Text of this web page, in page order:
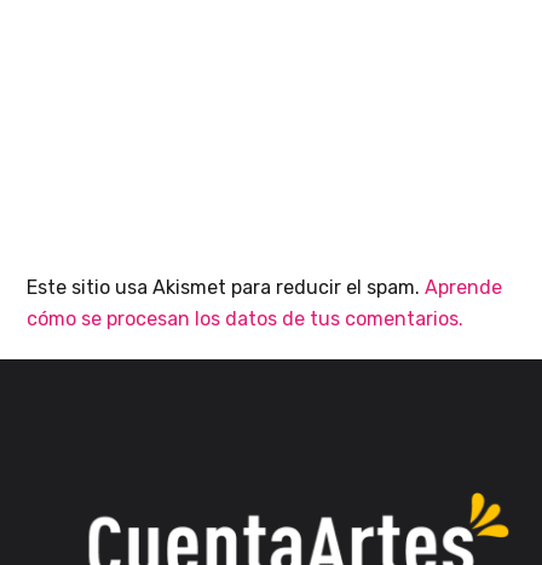
Este sitio usa Akismet para reducir el spam.Aprende
cómo se procesan los datos de tus comentarios.